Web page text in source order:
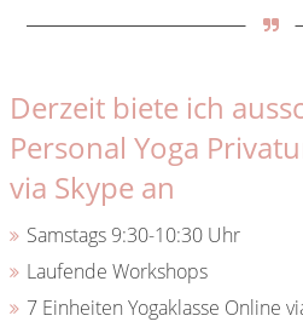
Derzeit biete ich
Personal Yoga
via Skype an
Samstags 9:30-10:30 Uhr
Laufende Workshops
7 Einheiten Yogaklasse Online